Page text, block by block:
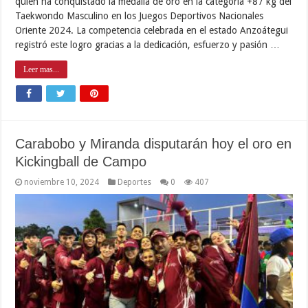
Taekwondo Masculino en los Juegos Deportivos Nacionales
Oriente 2024. La competencia celebrada en el estado Anzoátegui
registró este logro gracias a la dedicación, esfuerzo y pasión …
Leer mas...
Carabobo y Miranda disputarán hoy el oro en
Kickingball de Campo
noviembre 10, 2024 Deportes 0 407